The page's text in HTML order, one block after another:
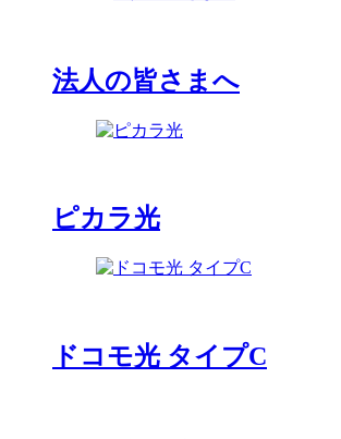
法人の皆さまへ
ピカラ光
ドコモ光 タイプC